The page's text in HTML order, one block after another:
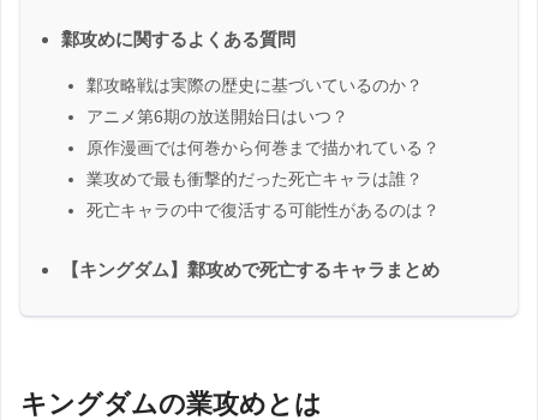
鄴攻めに関するよくある質問
鄴攻略戦は実際の歴史に基づいているのか？
アニメ第6期の放送開始日はいつ？
原作漫画では何巻から何巻まで描かれている？
業攻めで最も衝撃的だった死亡キャラは誰？
死亡キャラの中で復活する可能性があるのは？
【キングダム】鄴攻めで死亡するキャラまとめ
キングダムの業攻めとは